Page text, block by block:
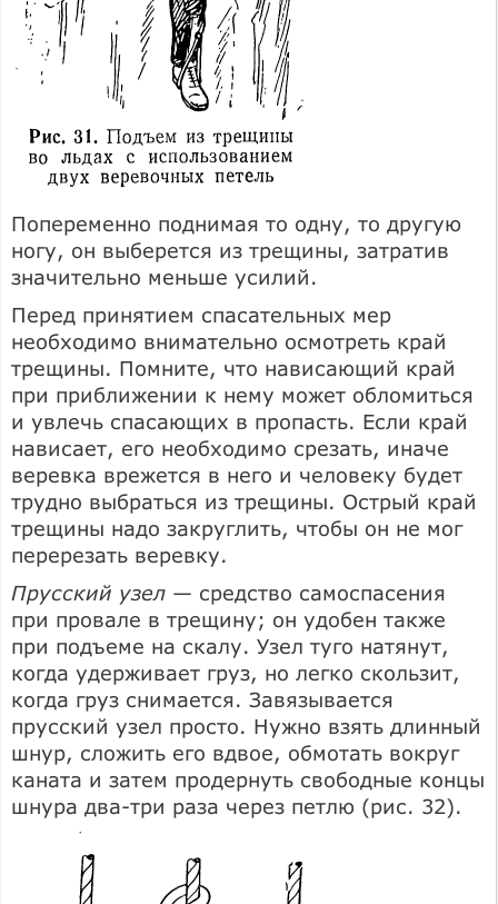
Попеременно поднимая то одну, то другую
ногу, он выберется из трещины, затратив
значительно меньше усилий.
Перед принятием спасательных мер
необходимо внимательно осмотреть край
трещины. Помните, что нависающий край
при приближении к нему может обломиться
и увлечь спасающих в пропасть. Если край
нависает, его необходимо срезать, иначе
веревка врежется в него и человеку будет
трудно выбраться из трещины. Острый край
трещины надо закруглить, чтобы он не мог
перерезать веревку.
Прусский узел — средство самоспасения
при провале в трещину; он удобен также
при подъеме на скалу. Узел туго натянут,
когда удерживает груз, но легко скользит,
когда груз снимается. Завязывается
прусский узел просто. Нужно взять длинный
шнур, сложить его вдвое, обмотать вокруг
каната и затем продернуть свободные концы
шнура два-три раза через петлю (рис. 32).